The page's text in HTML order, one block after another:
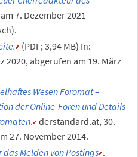
7. Dezember 2021
(PDF; 3,94 MB) In:
2020, abgerufen am 19. März
Wesen Foromat –
der Online-Foren und Details
. derstandard.at, 30.
27. November 2014.
Melden von Postings .